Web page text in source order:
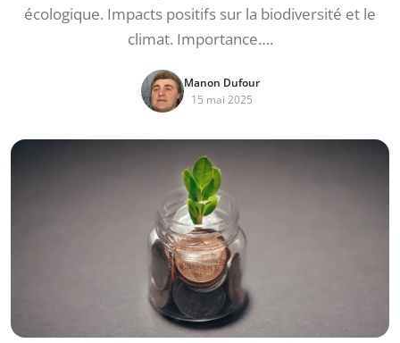
écologique. Impacts positifs sur la biodiversité et le
climat. Importance….
Manon Dufour
15 mai 2025